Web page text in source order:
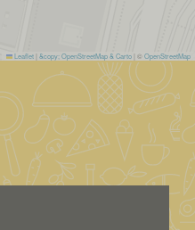
Leaflet &copy; OpenStreetMap & Carto | ©OpenStreetMap